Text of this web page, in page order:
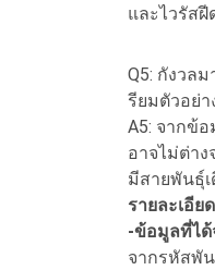
และไวรัสฝี
Q5: กังวล
รียมตัวอย่า
A5: จากข้
อาจไม่ต่า
มีสายพันธุ์เ
รายละเอียด
-ข้อมูลที่ได้
จากรหัสพั